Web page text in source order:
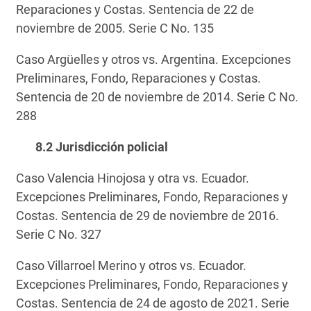
Reparaciones y Costas. Sentencia de 22 de
noviembre de 2005. Serie C No. 135
Caso Argüelles y otros vs. Argentina. Excepciones
Preliminares, Fondo, Reparaciones y Costas.
Sentencia de 20 de noviembre de 2014. Serie C No.
288
8.2 Jurisdicción policial
Caso Valencia Hinojosa y otra vs. Ecuador.
Excepciones Preliminares, Fondo, Reparaciones y
Costas. Sentencia de 29 de noviembre de 2016.
Serie C No. 327
Caso Villarroel Merino y otros vs. Ecuador.
Excepciones Preliminares, Fondo, Reparaciones y
Costas. Sentencia de 24 de agosto de 2021. Serie